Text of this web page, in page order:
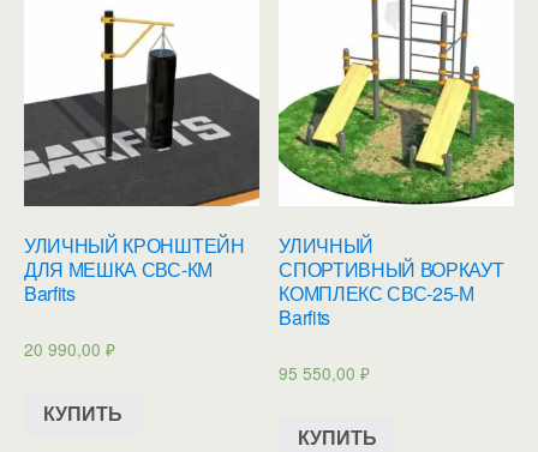
УЛИЧНЫЙ КРОНШТЕЙН
ДЛЯ МЕШКА СВС-КМ
Barfits
20 990,00 ₽
КУПИТЬ
УЛИЧНЫЙ
СПОРТИВНЫЙ ВОРКАУТ
КОМПЛЕКС СВС-25-М
Barfits
95 550,00₽
КУПИТЬ